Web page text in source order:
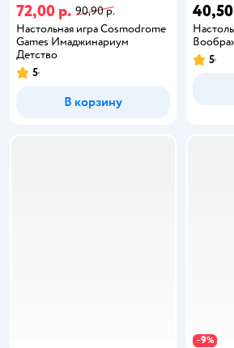
72,00 р. 90,90 р.
Настольная игра Cosmodrome
Games Имаджинариум
Детство
5
В корзину
5
−9%